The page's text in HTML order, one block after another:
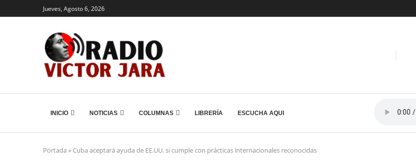
Jueves, Agosto 6, 2026
INICIO NOTICIAS COLUMNAS LIBRERÍA ESCUCHA AQUI
Portada » Cuba aceptará ayuda de EE.UU. si cumple con prácticas internacionales reconocidas